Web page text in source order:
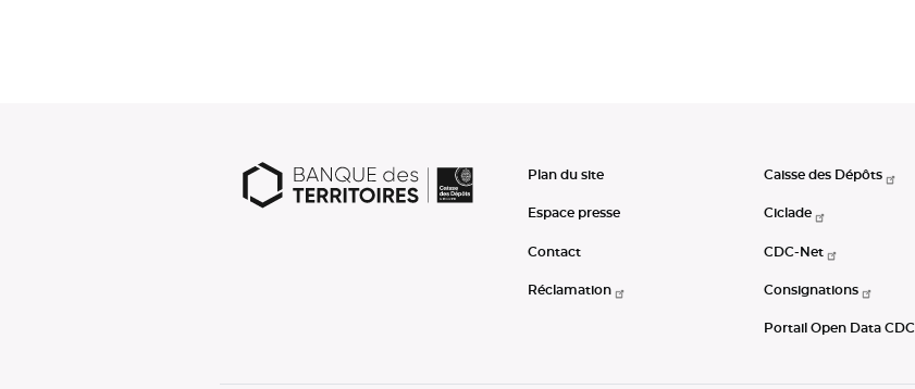
Plan du site
Espace presse
Contact
Réclamation
Caisse des Dépôts
Ciclade
CDC-Net
Consignations
Portail Open Data CDC